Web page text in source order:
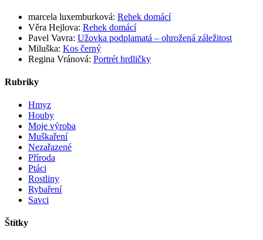
marcela luxemburková: Rehek domácí
Věra Hejlova: Rehek domácí
Pavel Vavra: Užovka podplamatá – ohrožená záležitost
Miluška: Kos černý
Regina Vránová: Portrét hrdličky
Rubriky
Hmyz
Houby
Moje výroba
Muškaření
Nezařazené
Příroda
Ptáci
Rostliny
Rybaření
Savci
Štítky